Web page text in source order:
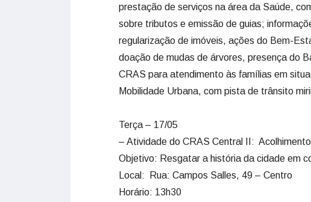
prestação de serviços na área da Saúde,
sobre tributos e emissão de guias;
regularização de imóveis, ações do Bem-
doação de mudas de árvores, presença do
CRAS para atendimento às famílias em
Mobilidade Urbana, com pista de trânsito
Terça – 17/05
– Atividade do CRAS Central II:
Objetivo: Resgatar a história da cidade em
Local: Rua: Campos Salles, 49 – Centro
Horário: 13h30